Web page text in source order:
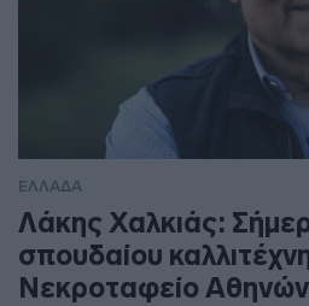
ΕΛΛΑΔΑ
Λάκης Χαλκιάς:
σπουδαίου
Νεκροταφείο Αθηνών